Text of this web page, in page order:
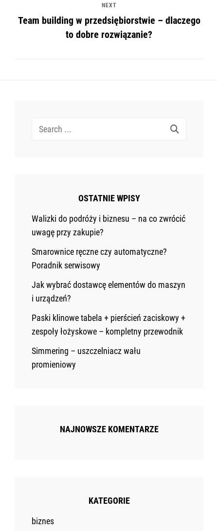
NEXT
Team building w przedsiębiorstwie – dlaczego
to dobre rozwiązanie?
Search
OSTATNIE WPISY
Walizki do podróży i biznesu – na co zwrócić
uwagę przy zakupie?
Smarownice ręczne czy automatyczne?
Poradnik serwisowy
Jak wybrać dostawcę elementów do maszyn
i urządzeń?
Paski klinowe tabela + pierścień zaciskowy +
zespoły łożyskowe – kompletny przewodnik
Simmering – uszczelniacz wału
promieniowy
NAJNOWSZE KOMENTARZE
KATEGORIE
biznes